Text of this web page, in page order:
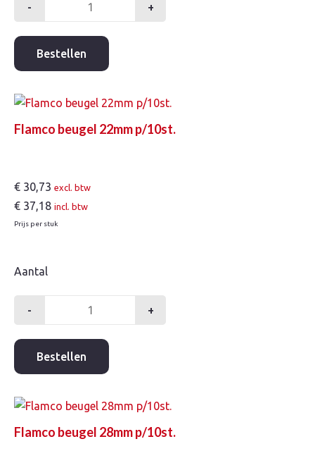
-
beugel
15mm
p/10st.
aantal
+
Bestellen
Flamco beugel 22mm p/10st.
€ 30,73 excl. btw
€ 37,18 incl. btw
Prijs per stuk
Aantal
-
beugel
22mm
p/10st.
aantal
+
Bestellen
Flamco beugel 28mm p/10st.